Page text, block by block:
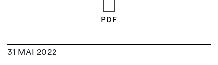
PDF
31 MAI 2022